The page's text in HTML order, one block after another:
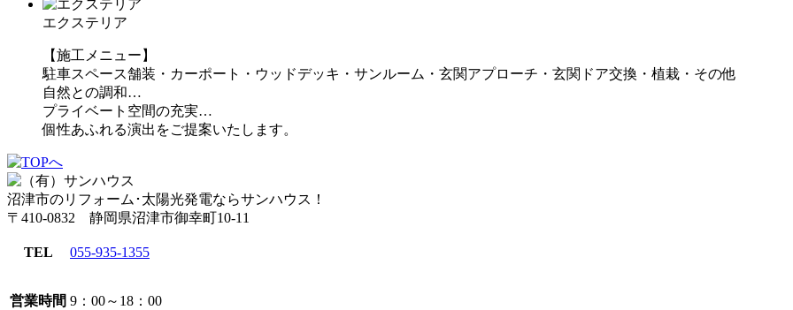
エクステリア
【施工メニュー】
駐車スペース舗装・カーポート・ウッドデッキ・サンルーム・玄関アプローチ・玄関ドア交換・植栽・その他
自然との調和…
プライベート空間の充実…
個性あふれる演出をご提案いたします。
沼津市のリフォーム･太陽光発電ならサンハウス！
〒410-0832 静岡県沼津市御幸町10-11
TEL 055-935-1355
営業時間 9：00～18：00